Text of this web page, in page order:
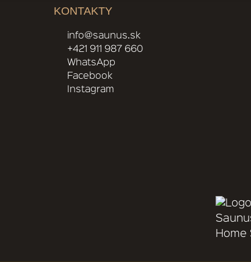
KONTAKTY
info@saunus.sk
+421 911 987 660
WhatsApp
Facebook
Instagram